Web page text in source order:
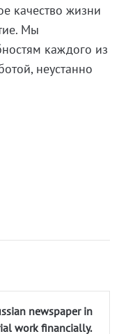
качество жизни
Мы
каждого из
неустанно
newspaper in
work financially.